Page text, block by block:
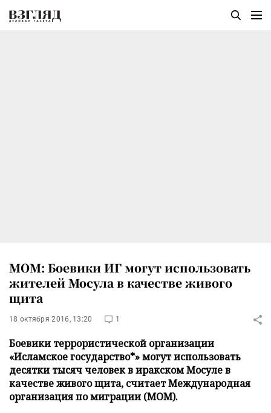
МОМ: Боевики ИГ могут использовать
жителей Мосула в качестве живого
щита
18 октября 2016, 13:20 1
Боевики террористической организации
«Исламское государство*» могут использовать
десятки тысяч человек в иракском Мосуле в
качестве живого щита, считает Международная
организация по миграции (МОМ).